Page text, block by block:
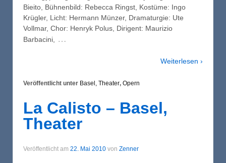
Bieito, Bühnenbild: Rebecca Ringst, Kostüme: Ingo
Krügler, Licht: Hermann Münzer, Dramaturgie: Ute
Vollmar, Chor: Henryk Polus, Dirigent: Maurizio
Barbacini,
…
Weiterlesen ›
Veröffentlicht unter Basel, Theater, Opern
La Calisto – Basel,
Theater
Veröffentlicht am 22. Mai 2010 von Zenner